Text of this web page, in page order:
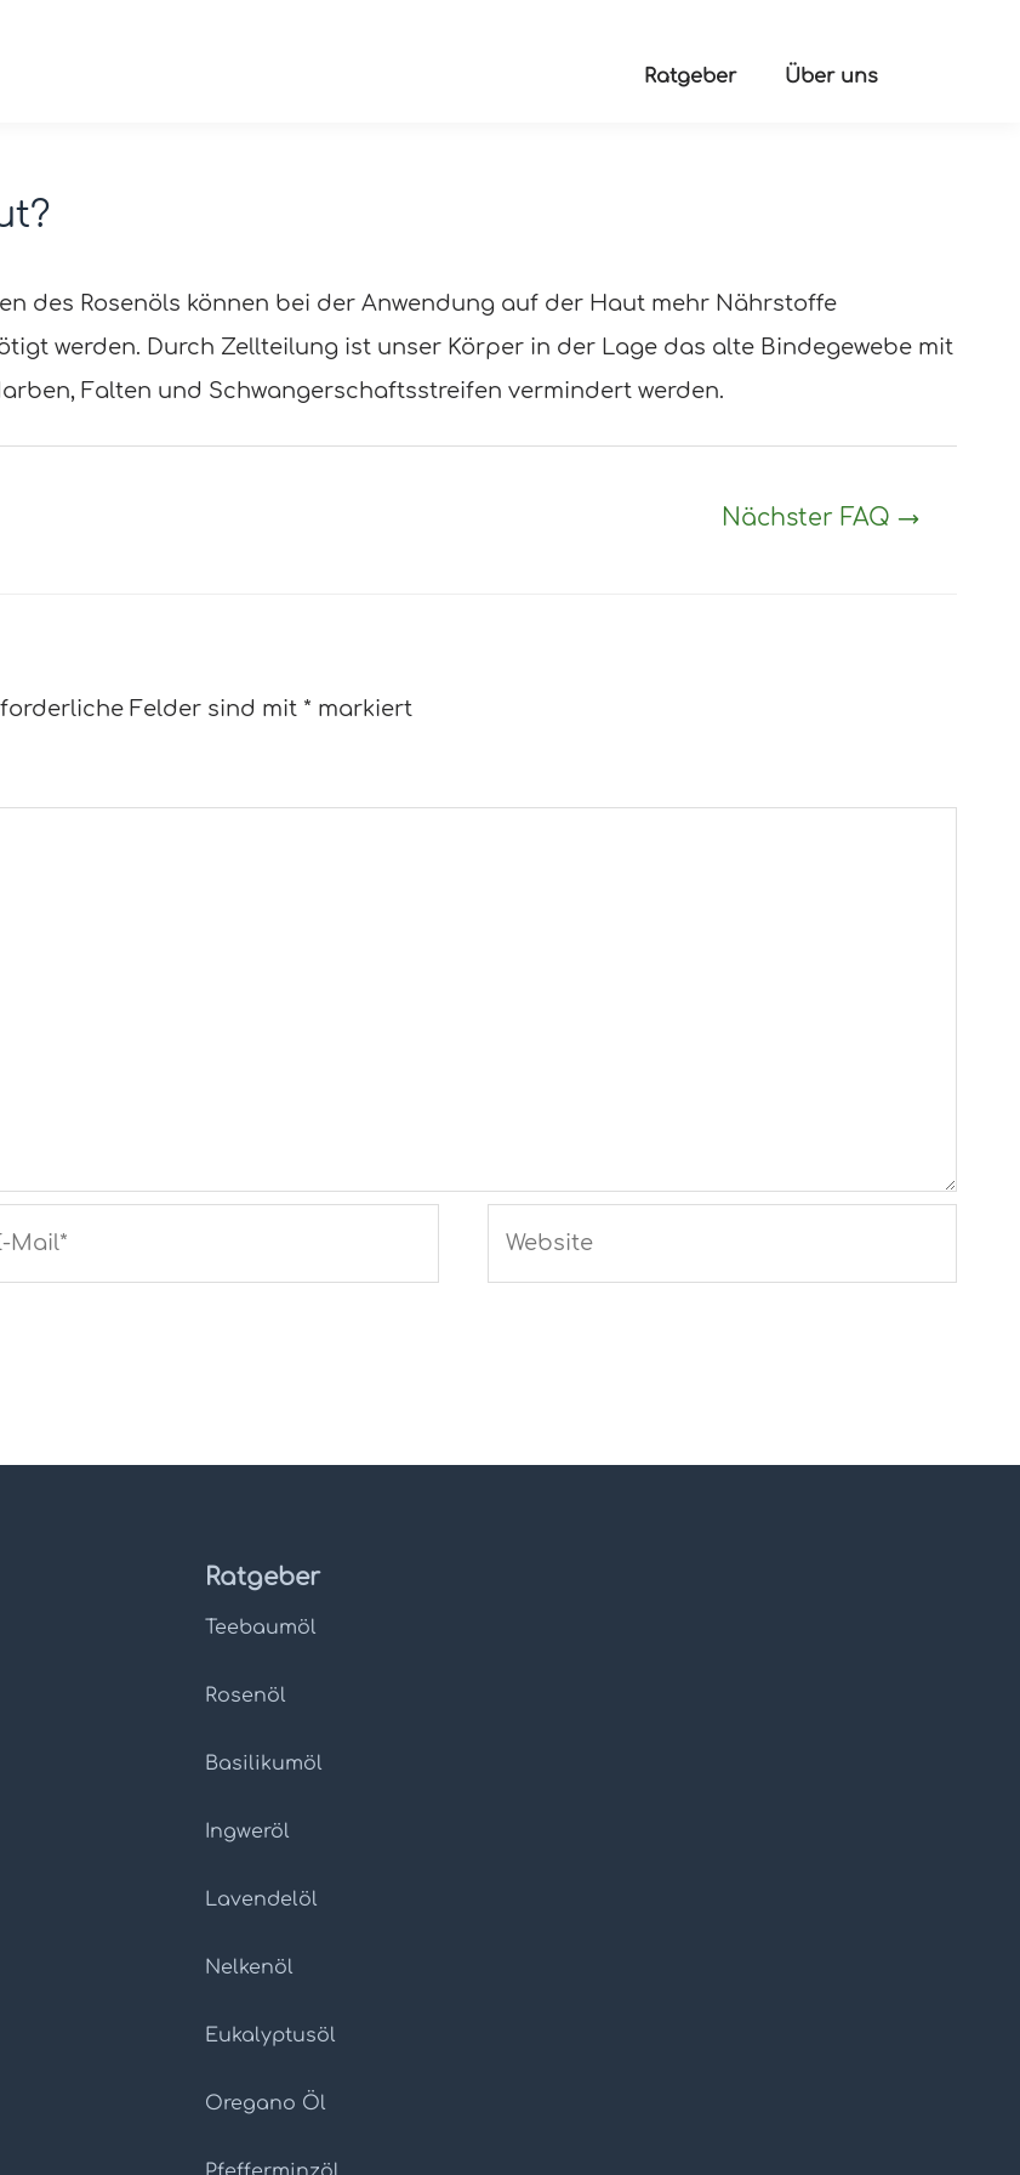
Ratgeber Über uns
des Rosenöls können bei der Anwendung auf der Haut mehr Nährstoffe
werden. Durch Zellteilung ist unser Körper in der Lage das alte Bindegewebe mit
Falten und Schwangerschaftsstreifen vermindert werden.
Nächster FAQ→
Felder sind mit * markiert
Ratgeber
Teebaumöl
Rosenöl
Basilikumöl
Ingweröl
Lavendelöl
Nelkenöl
Eukalyptusöl
Oregano Öl